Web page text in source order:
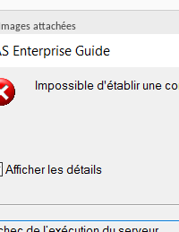
Images attachées